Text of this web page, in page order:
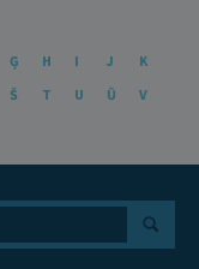
Ģ H I J
K
Š T U Ū
V